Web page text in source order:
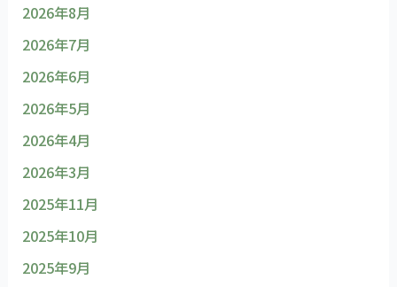
2026年8月
2026年7月
2026年6月
2026年5月
2026年4月
2026年3月
2025年11月
2025年10月
2025年9月